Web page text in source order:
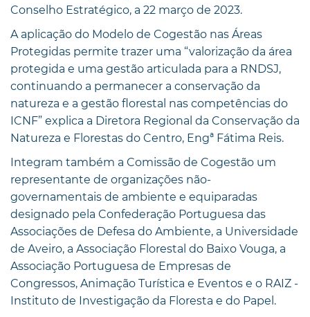
Conselho Estratégico, a 22 março de 2023.
A aplicação do Modelo de Cogestão nas Áreas
Protegidas permite trazer uma “valorização da área
protegida e uma gestão articulada para a RNDSJ,
continuando a permanecer a conservação da
natureza e a gestão florestal nas competências do
ICNF” explica a Diretora Regional da Conservação da
Natureza e Florestas do Centro, Engª Fátima Reis.
Integram também a Comissão de Cogestão um
representante de organizações não-
governamentais de ambiente e equiparadas
designado pela Confederação Portuguesa das
Associações de Defesa do Ambiente, a Universidade
de Aveiro, a Associação Florestal do Baixo Vouga, a
Associação Portuguesa de Empresas de
Congressos, Animação Turística e Eventos e o RAIZ -
Instituto de Investigação da Floresta e do Papel.